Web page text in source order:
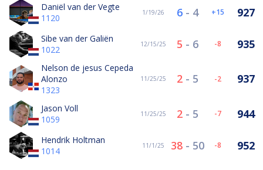
Daniël van der Vegte
1120
1/19/26 6 - 4 15 927
Sibe van der Galiën
1022
12/15/25 5 - 6 -8 935
Nelson de jesus Cepeda
Alonzo
1323
11/25/25 2 - 5 -2 937
Jason Voll
1059
11/25/25 2 - 5 -7 944
Hendrik Holtman
1014
11/1/25 38 - 50 -8 952